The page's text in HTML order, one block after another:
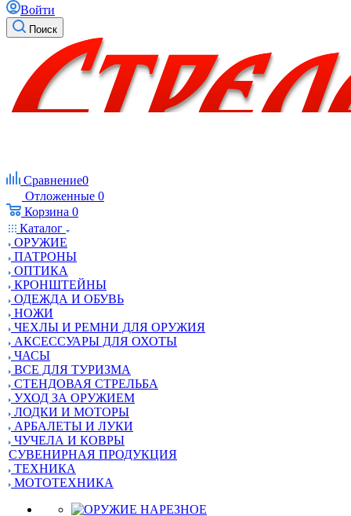
Войти
Поиск
Сравнение0
Отложенные 0
Корзина 0
Каталог
ОРУЖИЕ
ПАТРОНЫ
ОПТИКА
КРОНШТЕЙНЫ
ОДЕЖДА И ОБУВЬ
НОЖИ
ЧЕХЛЫ И РЕМНИ ДЛЯ ОРУЖИЯ
АКСЕССУАРЫ ДЛЯ ОХОТЫ
ЧАСЫ
ВСЕ ДЛЯ ТУРИЗМА
СТЕНДОВАЯ СТРЕЛЬБА
УХОД ЗА ОРУЖИЕМ
ЛОДКИ И МОТОРЫ
АРБАЛЕТЫ И ЛУКИ
ЧУЧЕЛА И КОВРЫ
СУВЕНИРНАЯ ПРОДУКЦИЯ
ТЕХНИКА
МОТОТЕХНИКА